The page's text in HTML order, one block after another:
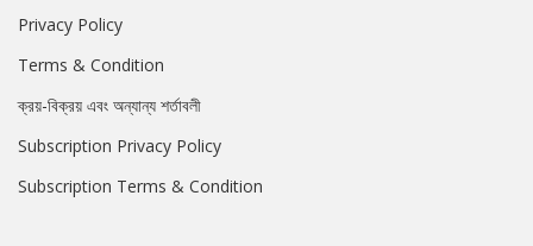
Privacy Policy
Terms & Condition
ক্রয়-বিক্রয় এবং অন্যান্য শর্তাবলী
Subscription Privacy Policy
Subscription Terms & Condition